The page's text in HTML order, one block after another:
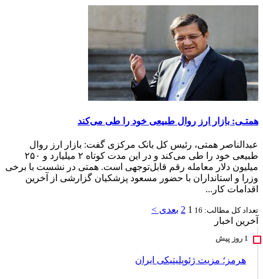
همتـی: بازار ارز روال طبیعی خود را طی می‌کند
عبدالناصر همتی، رئیس کل بانک مرکزی گفت: بازار ارز روال
طبیعی خود را طی می‌کند و در این مدت کوتاه ۲ میلیارد و ۲۵۰
میلیون دلار معامله رقم قابل‌توجهی است. همتی در نشست با برخی
وزرا و استانداران با حضور مسعود پزشکیان گزارشی از آخرین
اقدامات کار...
تعداد کل مطالب: 16 1
2 بعدی >
آخرین اخبار
هرمز؛ مزیت ژئوپلیتیکی ایران